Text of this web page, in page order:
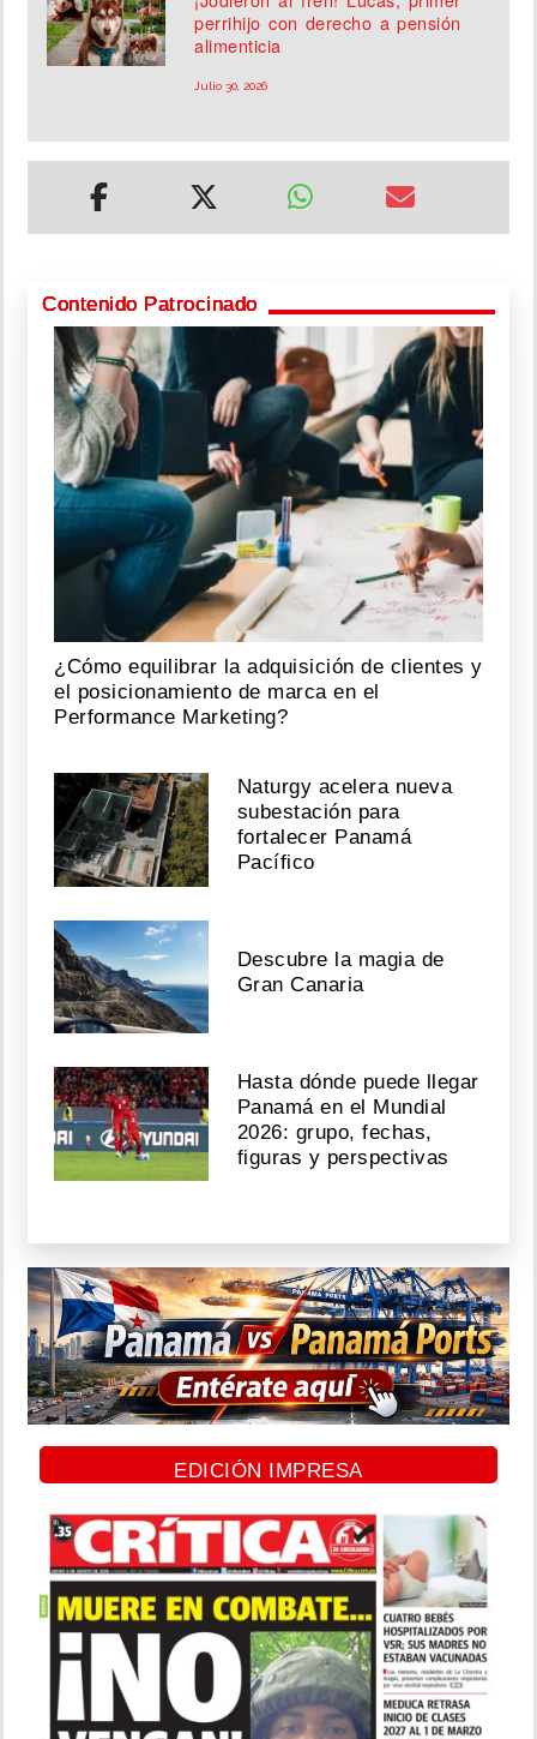
perrihijo con derecho a pensión
alimenticia
Julio 30, 2026
Contenido Patrocinado
¿Cómo equilibrar la adquisición de clientes y
el posicionamiento de marca en el
Performance Marketing?
Naturgy acelera nueva
subestación para
fortalecer Panamá
Pacífico
Descubre la magia de
Gran Canaria
Hasta dónde puede llegar
Panamá en el Mundial
2026: grupo, fechas,
figuras y perspectivas
EDICIÓN IMPRESA